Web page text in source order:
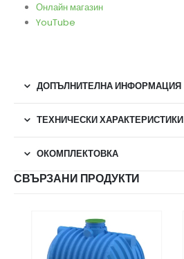
Онлайн магазин
YouTube
ДОПЪЛНИТЕЛНА ИНФОРМАЦИЯ
ТЕХНИЧЕСКИ ХАРАКТЕРИСТИКИ
ОКОМПЛЕКТОВКА
СВЪРЗАНИ ПРОДУКТИ